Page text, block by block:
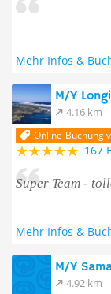
Mehr Infos &
M/Y
4.16 km
Online-Buchung
167
Super Team -
Mehr Infos &
M/Y
4.92 km